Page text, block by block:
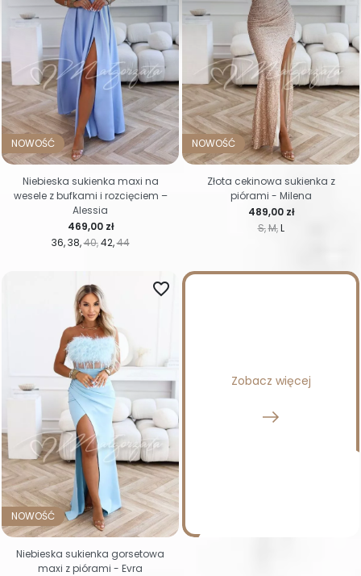
NOWOŚĆ
36 38 40 42 44
Cena
469,00 zł
Niebieska sukienka maxi na
wesele z bufkami i rozcięciem –
Alessia
NOWOŚĆ
S M L
Cena
489,00 zł
Złota cekinowa sukienka z
piórami - Milena
NOWOŚĆ
favorite_border
Niebieska sukienka gorsetowa
maxi z piórami - Evra
Zobacz więcej